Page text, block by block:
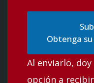
Obtenga
Al enviarlo,
opción a